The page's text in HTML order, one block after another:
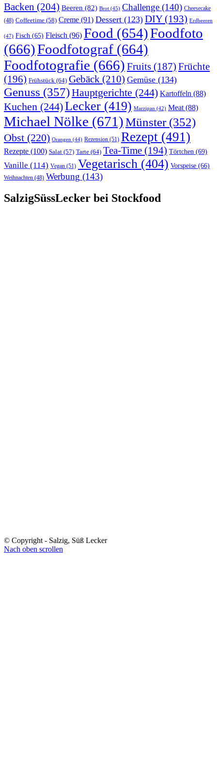
Backen (204) Beeren (82) Brot (45) Challenge (140) Cheesecake
(48) Coffeetime (58) Creme (91) Dessert (123) DIY(193) Erdbeeren
(47) Fisch (65) Fleisch (96) Food (654)Foodfoto
(666)Foodfotograf (664)
Foodfotografie (666) Fruits (187) Früchte
(196) Frühstück (64) Gebäck (210) Gemüse (134)
Genuss (357)Hauptgerichte (244) Kartoffeln (88)
Kuchen (244)Lecker (419) Marzipan (42) Meat (88)
Michael Nölke (671)Münster(352)
Obst (220) Orangen (44) Rezension (51) Rezept (491)
Rezepte (100) Salat (57) Tarte (64) Tea-Time (194) Törtchen (69)
Vanille (114) Vegan (51) Vegetarisch (404) Vorspeise (66)
Weihnachten (48) Werbung (143)
SalzigSüssLecker bei Stockfood
© Copyright - Salzig, Süß Lecker
Nach oben scrollen